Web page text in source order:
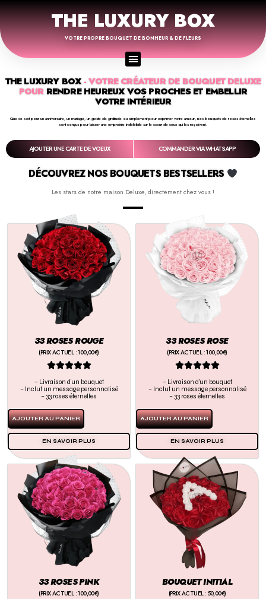
THE LUXURY BOX
VOTRE PROPRE BOUQUET DE BONHEUR & DE FLEURS
THE LUXURY BOX- VOTRE CRÉATEUR DE BOUQUET DELUXE
POURRENDRE HEUREUX VOS PROCHES ET EMBELLIR
VOTRE INTÉRIEUR
Que ce soit pour un anniversaire, un mariage, un geste de gratitude ou simplement pour exprimer votre amour, nos bouquets de roses éternelles
sont conçus pour laisser une empreinte indélébile sur le cœur de ceux qui les reçoivent.
AJOUTER UNE CARTE DE VOEUX COMMANDER VIA WHATSAPP
DÉCOUVREZ NOS BOUQUETS BESTSELLERS
Les stars de notre maison Deluxe, directement chez vous !
33 ROSES ROUGE
(PRIX ACTUEL : 100,00€)

– Livraison d’un bouquet
– Inclut un message personnalisé
– 33 roses éternelles
AJOUTER AU PANIER
EN SAVOIR PLUS
33 ROSES ROSE
(PRIX ACTUEL : 100,00€)

– Livraison d’un bouquet
– Inclut un message personnalisé
– 33 roses éternelles
AJOUTER AU PANIER
EN SAVOIR PLUS
33 ROSES PINK
(PRIX ACTUEL : 100,00€)
BOUQUET INITIAL
(PRIX ACTUEL : 50,00€)